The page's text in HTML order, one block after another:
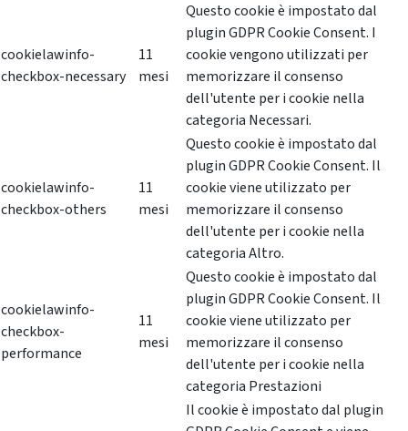
cookielawinfo-
checkbox-necessary
11
mesi
Questo cookie è impostato dal
plugin GDPR Cookie Consent. I
cookie vengono utilizzati per
memorizzare il consenso
dell'utente per i cookie nella
categoria Necessari.
cookielawinfo-
checkbox-others
11
mesi
Questo cookie è impostato dal
plugin GDPR Cookie Consent. Il
cookie viene utilizzato per
memorizzare il consenso
dell'utente per i cookie nella
categoria Altro.
cookielawinfo-
checkbox-
performance
11
mesi
Questo cookie è impostato dal
plugin GDPR Cookie Consent. Il
cookie viene utilizzato per
memorizzare il consenso
dell'utente per i cookie nella
categoria Prestazioni
Il cookie è impostato dal plugin